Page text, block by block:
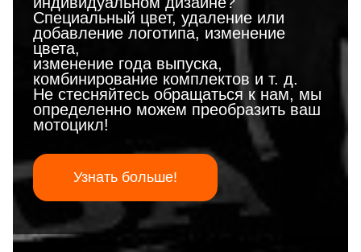
Специальный цвет, удаление или
добавление логотипа, изменение
цвета,
изменение года выпуска,
комбинирование комплектов и т. д.
Не стесняйтесь обращаться к нам, мы
определенно можем преобразить ваш
мотоцикл!
Узнать больше!